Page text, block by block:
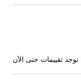
توجد تقييمات حتى الآن